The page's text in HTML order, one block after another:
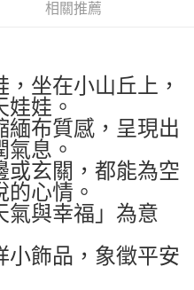
相關推薦
坐在小山丘上，
娃。
緬布質感，呈現出
氣息。
或玄關，都能為空
心情。
氣與幸福」為意
小飾品，象徵平安